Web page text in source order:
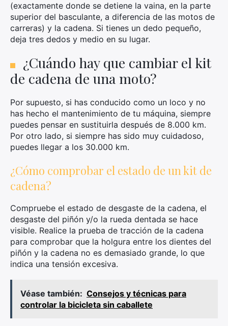
(exactamente donde se detiene la vaina, en la parte
superior del basculante, a diferencia de las motos de
carreras) y la cadena. Si tienes un dedo pequeño,
deja tres dedos y medio en su lugar.
¿Cuándo hay que cambiar el kit
de cadena de una moto?
Por supuesto, si has conducido como un loco y no
has hecho el mantenimiento de tu máquina, siempre
puedes pensar en sustituirla después de 8.000 km.
Por otro lado, si siempre has sido muy cuidadoso,
puedes llegar a los 30.000 km.
¿Cómo comprobar el estado de un kit de
cadena?
Compruebe el estado de desgaste de la cadena, el
desgaste del piñón y/o la rueda dentada se hace
visible. Realice la prueba de tracción de la cadena
para comprobar que la holgura entre los dientes del
piñón y la cadena no es demasiado grande, lo que
indica una tensión excesiva.
Véase también: Consejos y técnicas para
controlar la bicicleta sin caballete